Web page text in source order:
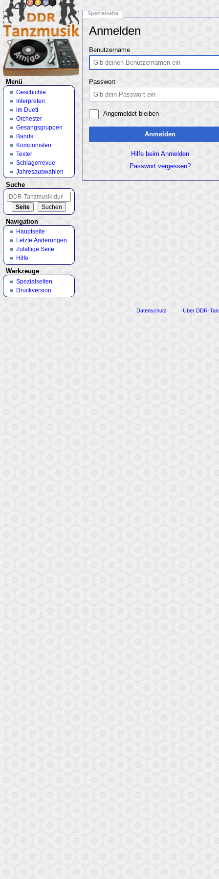
Anmelden
Benutzername
Passwort
Angemeldet bleiben
Anmelden
Hilfe beim Anmelden
Passwort vergessen?
Spezialseite
Menü
Geschichte
Interpreten
im Duett
Orchester
Gesangsgruppen
Bands
Komponisten
Texter
Schlagerrevue
Jahresauswahlen
Suche
Navigation
Hauptseite
Letzte Änderungen
Zufällige Seite
Hilfe
Werkzeuge
Spezialseiten
Druckversion
Datenschutz Über DDR-